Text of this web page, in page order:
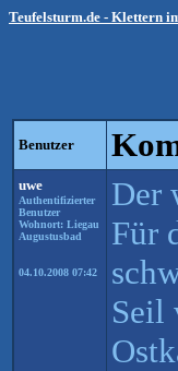
Teufelsturm.de - Klettern
Benutzer
uwe
Authentifizierter
Benutzer
Wohnort: Liegau
Augustusbad
04.10.2008 07:42
Der
Für
Seil